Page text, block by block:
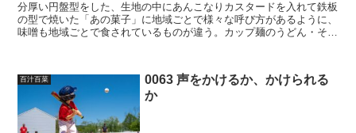
分厚い円盤型をした、生地の中にあんこなりカスタードを入れて鉄板
の型で焼いた「あの菓子」に地域ごとで様々な呼び方があるように、
味噌も地域ごとで食されているものが違う。カップ麺のうどん・そば
百汁百菜
0063 声をかけるか、かけられる
か